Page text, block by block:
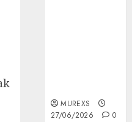
MUREXS
27/06/2026
0